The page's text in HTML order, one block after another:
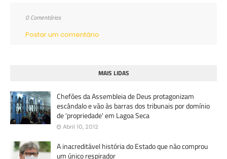
0 Comentários
Postar um comentário
MAIS LIDAS
Chefões da Assembleia de Deus protagonizam
escândalo e vão às barras dos tribunais por domínio
de 'propriedade' em Lagoa Seca
Abril 10, 2012
A inacreditável história do Estado que não comprou
um único respirador